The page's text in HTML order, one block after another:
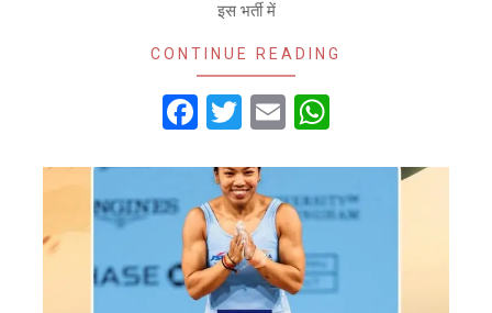
इस भर्ती में
CONTINUE READING
Facebook
Twitter
Email